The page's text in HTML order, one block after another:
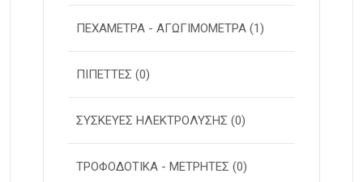
ΠΕΧΑΜΕΤΡΑ - ΑΓΩΓΙΜΟΜΕΤΡΑ (1)
ΠΙΠΕΤΤΕΣ (0)
ΣΥΣΚΕΥΕΣ ΗΛΕΚΤΡΟΛΥΣΗΣ (0)
ΤΡΟΦΟΔΟΤΙΚΑ - ΜΕΤΡΗΤΕΣ (0)